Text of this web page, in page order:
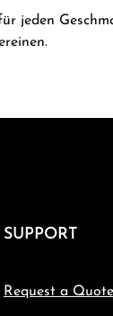
jeden
SUPPORT
Request a Quote